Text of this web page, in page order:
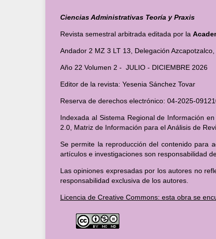
Ciencias Administrativas Teoría y Praxis
Revista semestral arbitrada editada por la
Andador 2 MZ 3 LT 13, Delegación
Año 22 Volumen 2 - JULIO - DICIEMBRE 2026
Editor de la revista: Yesenia Sánchez Tovar
Reserva de derechos electrónico: 04-2025-
Indexada al Sistema Regional de Información
2.0, Matriz de Información para el Análisis de
Se permite la reproducción del contenido para
artículos e investigaciones son responsabilidad
Las opiniones expresadas por los autores no
responsabilidad exclusiva de los autores.
Licencia de Creative Commons: esta obra se